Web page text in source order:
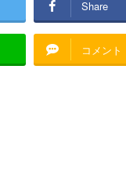
Share
コメント